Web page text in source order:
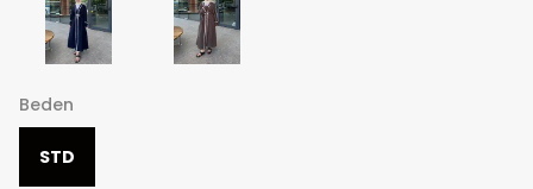
Beden
STD